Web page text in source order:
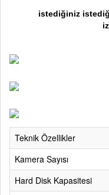
istediğiniz
Teknik Özellikler
Kamera Sayısı
Hard Disk Kapasitesi